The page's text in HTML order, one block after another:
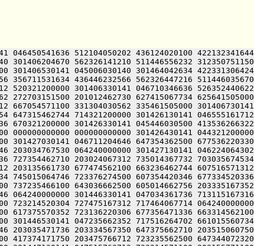
046450541636 512104050202 436124020100 422132341644
301406204670 562326141210 511446556232 312350751150
301406530141 045006030140 301464042634 422331306424
356711531634 436446232566 562326447216 511446035670
520321200000 301406330141 046710346636 526352440622
272703151500 201012462730 627415067734 625641505000
667054571100 331304030562 335461505000 301406730141
647315462744 714321200000 301426130141 046555161712
670321200000 301426330141 045446030500 413536266322
000000000000 000000000000 301426430141 044321200000
301427030141 046711204646 647354362500 677536220330
203034767530 064240000000 301427130141 046224064302
727354462710 203024067312 735014367732 703035674534
203135661730 677474562100 663236462744 607516571312
745015064746 723376274500 607354420346 677334520336
737235466100 643036662500 605014662756 203335167352
064240000000 301446330141 047034361736 713115167316
723214520304 727475167312 717464067714 064240000000
617375570352 723136220306 677356471336 663314562100
301446530141 047235662352 717516264702 661015560734
203035471736 203334567350 647375662710 203515060750
417374171750 203475766712 723235562500 647344072320